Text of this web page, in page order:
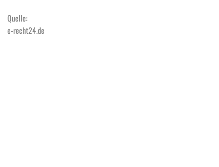
Quelle:
e-recht24.de